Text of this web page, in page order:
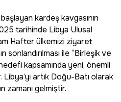
kardeş kavgasının
tarihinde Libya Ulusal
Hafter ülkemizi ziyaret
sonlandırılması ile “Birleşik ve
kapsamında yeni, önemli
Libya’yı artık Doğu-Batı olarak
zamanı gelmiştir.